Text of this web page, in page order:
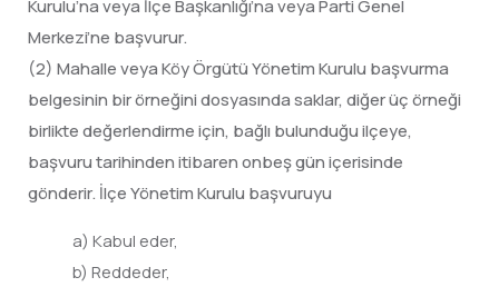
Kurulu’na veya İlçe Başkanlığı’na veya Parti Genel
Merkezi’ne başvurur.
(2) Mahalle veya Köy Örgütü Yönetim Kurulu başvurma
belgesinin bir örneğini dosyasında saklar, diğer üç örneği
birlikte değerlendirme için, bağlı bulunduğu ilçeye,
başvuru tarihinden itibaren onbeş gün içerisinde
gönderir. İlçe Yönetim Kurulu başvuruyu
a) Kabul eder,
b) Reddeder,